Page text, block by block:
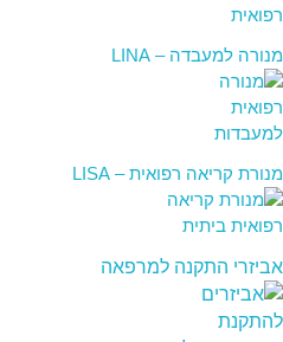
מנורה למעבדה – LINA
מנורת קריאה רפואית – LISA
אביזרי התקנה למרפאה